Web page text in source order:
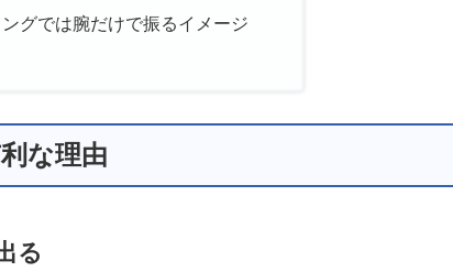
グでは腕だけで振るイメージ
な理由
る